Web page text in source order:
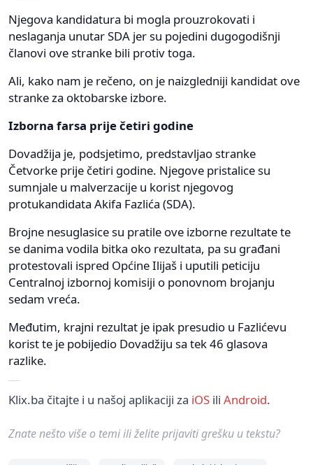
Njegova kandidatura bi mogla prouzrokovati i
neslaganja unutar SDA jer su pojedini dugogodišnji
članovi ove stranke bili protiv toga.
Ali, kako nam je rečeno, on je naizgledniji kandidat ove
stranke za oktobarske izbore.
Izborna farsa prije četiri godine
Dovadžija je, podsjetimo, predstavljao stranke
Četvorke prije četiri godine. Njegove pristalice su
sumnjale u malverzacije u korist njegovog
protukandidata Akifa Fazlića (SDA).
Brojne nesuglasice su pratile ove izborne rezultate te
se danima vodila bitka oko rezultata, pa su građani
protestovali ispred Općine Ilijaš i uputili peticiju
Centralnoj izbornoj komisiji o ponovnom brojanju
sedam vreća.
Međutim, krajni rezultat je ipak presudio u Fazlićevu
korist te je pobijedio Dovadžiju sa tek 46 glasova
razlike.
Klix.ba čitajte i u našoj aplikaciji za iOS ili Android.
Znate nešto više o temi ili želite prijaviti grešku u tekstu?